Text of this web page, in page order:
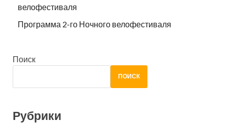
велофестиваля
Программа 2-го Ночного велофестиваля
Поиск
ПОИСК
Рубрики